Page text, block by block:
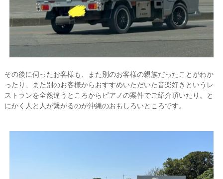
その後に伺ったお客様も、また別のお客様の親族だったことがわか
ったり、また別のお客様からおすすめいただいた音楽好きというレ
ストランを全然違うところからピアノの案件でご紹介頂いたり。と
にかく人と人が繋がるのが沖縄のおもしろいところです。